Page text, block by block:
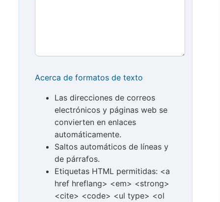
Acerca de formatos de texto
Las direcciones de correos
electrónicos y páginas web se
convierten en enlaces
automáticamente.
Saltos automáticos de líneas y
de párrafos.
Etiquetas HTML permitidas: <a
href hreflang> <em> <strong>
<cite> <code> <ul type> <ol